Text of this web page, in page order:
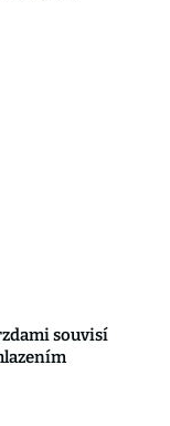
souvisí